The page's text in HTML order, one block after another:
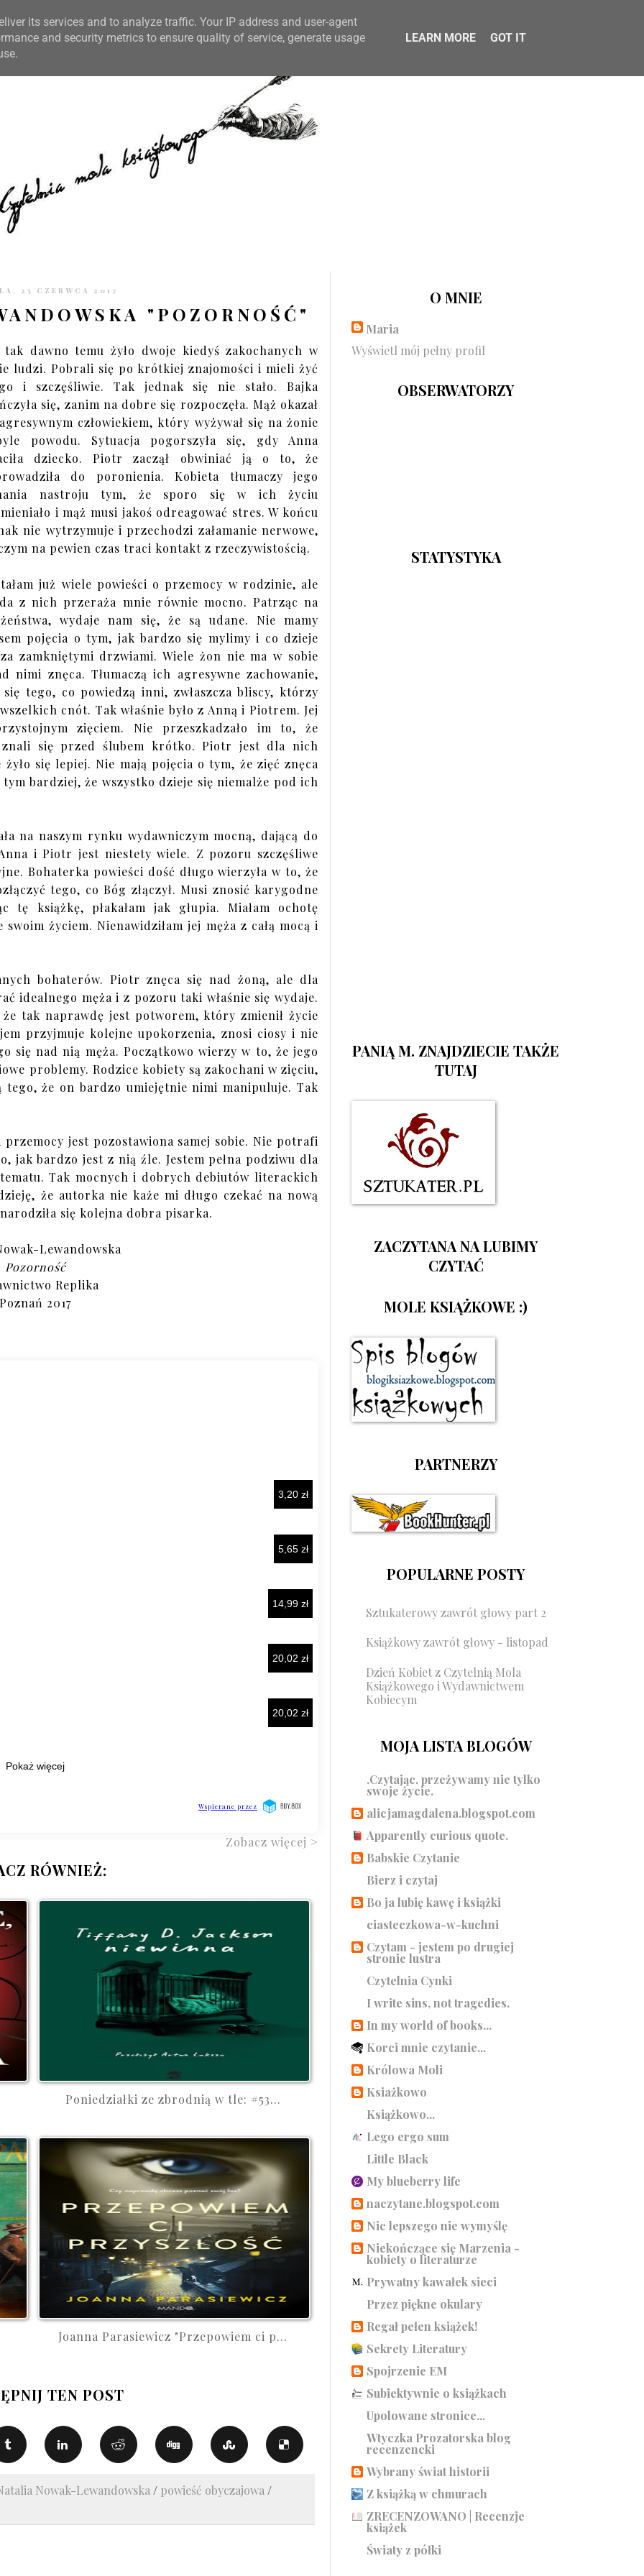
KONTAKT CZYTELNIA PO GODZINACH
25 CZERWCA 2017
"POZORNOŚĆ"
tak dawno temu żyło dwoje kiedyś zakochanych w
ludzi. Pobrali się po krótkiej znajomości i mieli żyć
i szczęśliwie. Tak jednak się nie stało. Bajka
się, zanim na dobre się rozpoczęła. Mąż okazał
człowiekiem, który wyżywał się na żonie
powodu. Sytuacja pogorszyła się, gdy Anna
dziecko. Piotr zaczął obwiniać ją o to, że
do poronienia. Kobieta tłumaczy jego
nastroju tym, że sporo się w ich życiu
i mąż musi jakoś odreagować stres. W końcu
nie wytrzymuje i przechodzi załamanie nerwowe,
na pewien czas traci kontakt z rzeczywistością.
już wiele powieści o przemocy w rodzinie, ale
z nich przeraża mnie równie mocno. Patrząc na
wydaje nam się, że są udane. Nie mamy
pojęcia o tym, jak bardzo się mylimy i co dzieje
zamkniętymi drzwiami. Wiele żon nie ma w sobie
znęca. Tłumaczą ich agresywne zachowanie,
tego, co powiedzą inni, zwłaszcza bliscy, którzy
cnót. Tak właśnie było z Anną i Piotrem. Jej
zięciem. Nie przeszkadzało im to, że
się przed ślubem krótko. Piotr jest dla nich
się lepiej. Nie mają pojęcia o tym, że zięć znęca
bardziej, że wszystko dzieje się niemalże pod ich
na naszym rynku wydawniczym mocną, dającą do
i Piotr jest niestety wiele. Z pozoru szczęśliwe
Bohaterka powieści dość długo wierzyła w to, że
tego, co Bóg złączył. Musi znosić karygodne
tę książkę, płakałam jak głupia. Miałam ochotę
życiem. Nienawidziłam jej męża z całą mocą i
bohaterów. Piotr znęca się nad żoną, ale dla
idealnego męża i z pozoru taki właśnie się wydaje.
tak naprawdę jest potworem, który zmienił życie
przyjmuje kolejne upokorzenia, znosi ciosy i nie
się nad nią męża. Początkowo wierzy w to, że jego
problemy. Rodzice kobiety są zakochani w zięciu,
tego, że on bardzo umiejętnie nimi manipuluje. Tak
jest pozostawiona samej sobie. Nie potrafi
jak bardzo jest z nią źle. Jestem pełna podziwu dla
Tak mocnych i dobrych debiutów literackich
że autorka nie każe mi długo czekać na nową
się kolejna dobra pisarka.
Lewandowska
Pozorność
Replika
Poznań 2017
Zobacz więcej >
RÓWNIEŻ:
Poniedziałki ze zbrodnią w tle: #53...
Joanna Parasiewicz "Przepowiem ci p...
TEN POST
Nowak-Lewandowska / powieść obyczajowa /
O MNIE
Maria
Wyświetl mój pełny profil
OBSERWATORZY
STATYSTYKA
PANIĄ M. ZNAJDZIECIE TAKŻE
TUTAJ
ZACZYTANA NA LUBIMY
CZYTAĆ
MOLE KSIĄŻKOWE :)
PARTNERZY
POPULARNE POSTY
Sztukaterowy zawrót głowy part 2
Książkowy zawrót głowy - listopad
Dzień Kobiet z Czytelnią Mola
Książkowego i Wydawnictwem
Kobiecym
MOJA LISTA BLOGÓW
.Czytając, przeżywamy nie tylko
swoje życie.
alicjamagdalena.blogspot.com
Apparently curious quote.
Babskie Czytanie
Bierz i czytaj
Bo ja lubię kawę i książki
ciasteczkowa-w-kuchni
Czytam - jestem po drugiej
stronie lustra
Czytelnia Cynki
I write sins, not tragedies.
In my world of books...
Korci mnie czytanie...
Królowa Moli
Ksiażkowo
Książkowo...
Lego ergo sum
Little Black
My blueberry life
naczytane.blogspot.com
Nic lepszego nie wymyślę
Niekończące się Marzenia -
kobiety o literaturze
Prywatny kawałek sieci
Przez piękne okulary
Regał pełen książek!
Sekrety Literatury
Spojrzenie EM
Subiektywnie o książkach
Upolowane stronice...
Wtyczka Prozatorska blog
recenzencki
Wybrany świat historii
Z książką w chmurach
ZRECENZOWANO | Recenzje
książek
Światy z półki
its services and to analyze traffic. Your IP address and user-agent
and security metrics to ensure quality of service, generate usage
LEARN MORE GOT IT